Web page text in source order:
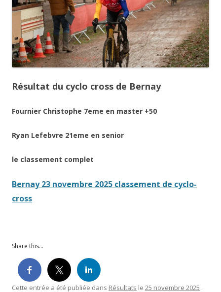
Résultat du cyclo cross de Bernay
Fournier Christophe 7eme en master +50
Ryan Lefebvre 21eme en senior
le classement complet
Bernay 23 novembre 2025 classement de cyclo-
cross
Share this...
Cette entrée a été publiée dans Résultats le 25 novembre 2025 .